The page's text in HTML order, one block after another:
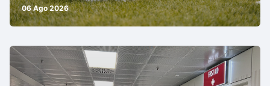
06 Ago 2026